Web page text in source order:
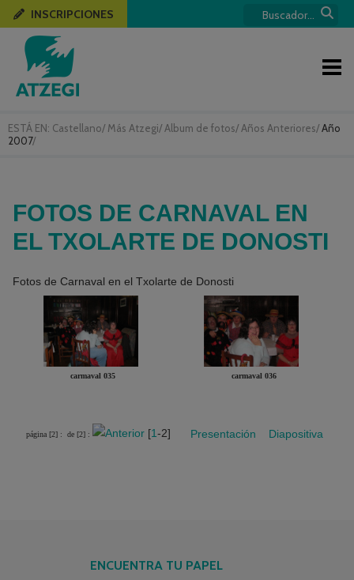
ESTÁ EN: Castellano/ Más Atzegi/ Album de fotos/ Años Anteriores/Año
2007/
INSCRIPCIONES
FOTOS DE CARNAVAL EN
EL TXOLARTE DE DONOSTI
Fotos de Carnaval en el Txolarte de Donosti
carmaval 035 carmaval 036
página [2] : de [2] : [1-2] Presentación Diapositiva
ENCUENTRA TU PAPEL